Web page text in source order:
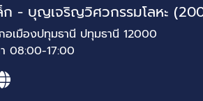
ก - บุญเจริญวิศวกรรมโลหะ
เมืองปทุมธานี ปทุมธานี 12000
08:00-17:00